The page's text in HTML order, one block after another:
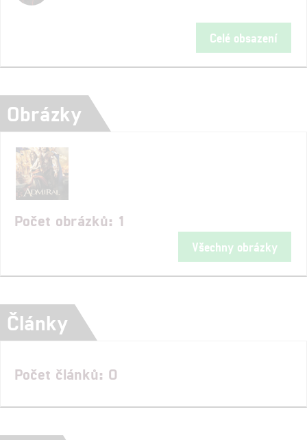
Celé obsazení
Obrázky
Počet obrázků: 1
Všechny obrázky
Články
Počet článků: 0